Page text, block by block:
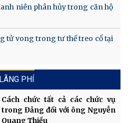
niên phân hủy trong căn hộ
tử vong trong tư thế treo cổ tại
PHÍ
Cách chức tất cả các chức vụ
trong Đảng đối với ông Nguyễn
Quang Thiều